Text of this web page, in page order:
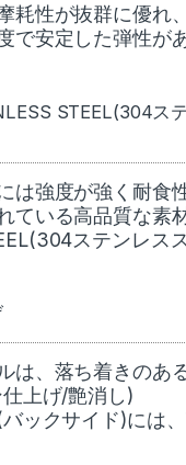
耗性が抜群に優れ
で安定した弾性が
STEEL(304ス
は強度が強く耐食
ている高品質な素
ステンレス
は、落ち着きのあ
上げ/艶消し)
ックサイド)には